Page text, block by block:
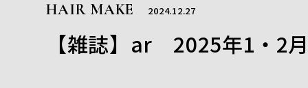
HAIR MAKE 2024.12.27
【雑誌】ar 2025年1・2